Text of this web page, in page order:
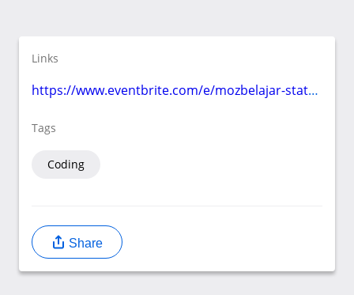
Links
https://www.eventbrite.com/e/mozbelajar-state-driven-interfaces-with-xstate-tickets-118440916971
Tags
Coding
Share